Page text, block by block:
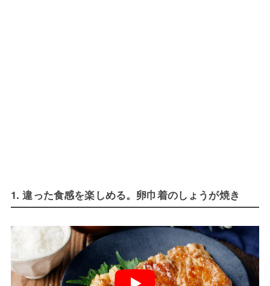
1. 違った食感を楽しめる。卵巾着のしょうが焼き